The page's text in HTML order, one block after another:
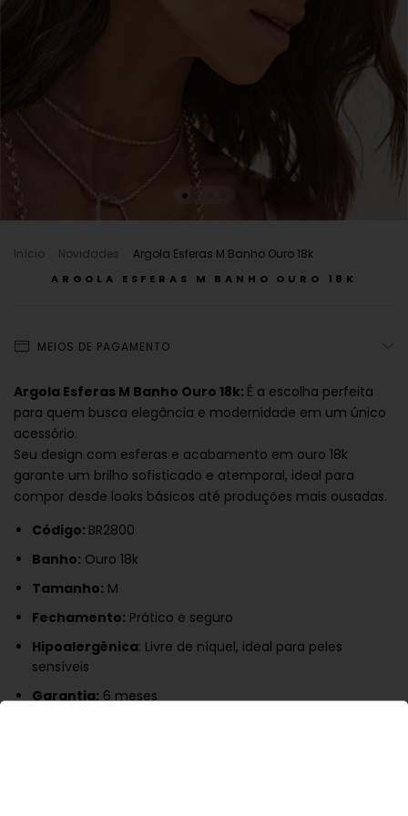
Início Novidades Argola Esferas M Banho Ouro 18k
ARGOLA ESFERAS M BANHO OURO 18K
MEIOS DE PAGAMENTO
Argola Esferas M Banho Ouro 18k: É a escolha perfeita
para quem busca elegância e modernidade em um único
acessório.
Seu design com esferas e acabamento em ouro 18k
garante um brilho sofisticado e atemporal, ideal para
compor desde looks básicos até produções mais ousadas.
Código: BR2800
Banho: Ouro 18k
Tamanho: M
Fechamento: Prático e seguro
Hipoalergênica: Livre de níquel, ideal para peles
sensíveis
Garantia:6 meses